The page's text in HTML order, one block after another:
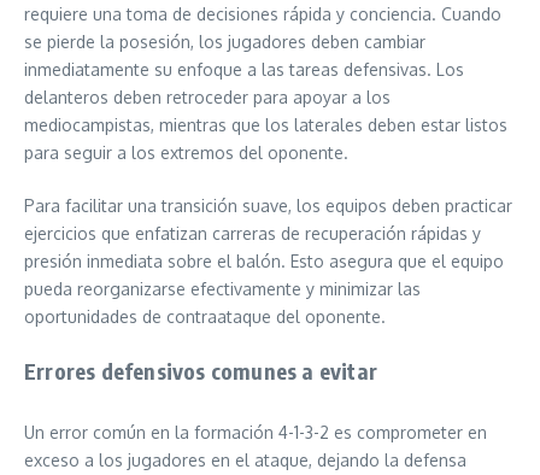
requiere una toma de decisiones rápida y conciencia. Cuando
se pierde la posesión, los jugadores deben cambiar
inmediatamente su enfoque a las tareas defensivas. Los
delanteros deben retroceder para apoyar a los
mediocampistas, mientras que los laterales deben estar listos
para seguir a los extremos del oponente.
Para facilitar una transición suave, los equipos deben practicar
ejercicios que enfatizan carreras de recuperación rápidas y
presión inmediata sobre el balón. Esto asegura que el equipo
pueda reorganizarse efectivamente y minimizar las
oportunidades de contraataque del oponente.
Errores defensivos comunes a evitar
Un error común en la formación 4-1-3-2 es comprometer en
exceso a los jugadores en el ataque, dejando la defensa